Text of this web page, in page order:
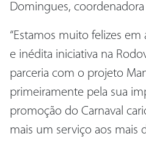
Domingues,
“Estamos muito felizes
e inédita iniciativa na
parceria com o projeto
primeiramente pela sua
promoção do Carnaval
mais um serviço aos mais